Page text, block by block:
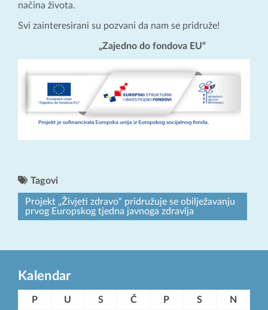
načina života.
Svi zainteresirani su pozvani da nam se pridruže!
„Zajedno do fondova EU“
Tagovi
Projekt „Živjeti zdravo“ pridružuje se obilježavanju
prvog Europskog tjedna javnoga zdravlja
Kalendar
P U S Č P S N